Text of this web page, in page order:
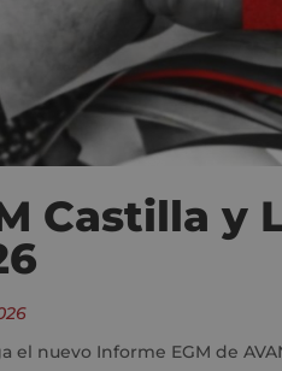
Castilla y
el nuevo Informe EGM de